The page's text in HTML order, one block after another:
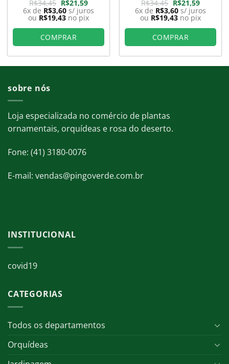
R$34,45 O
preço
original
era:
R$34,45.
R$21,59O
preço
atual
é:
R$21,59.
6x de R$3,60 s/ juros
ou R$19,43 no pix
COMPRAR
R$34,45 O
preço
original
era:
R$34,45.
R$21,59O
preço
atual
é:
R$21,59.
6x de R$3,60 s/ juros
ou R$19,43 no pix
COMPRAR
sobre nós
Loja especializada no comércio de plantas
ornamentais, orquídeas e rosa do deserto.
Fone: (41) 3180-0076
E-mail: vendas@pingoverde.com.br
INSTITUCIONAL
covid19
CATEGORIAS
Todos os departamentos
Orquídeas